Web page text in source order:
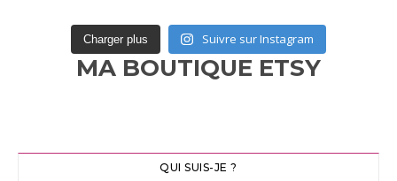
Charger plus Suivre sur Instagram
MA BOUTIQUE ETSY
QUI SUIS-JE ?